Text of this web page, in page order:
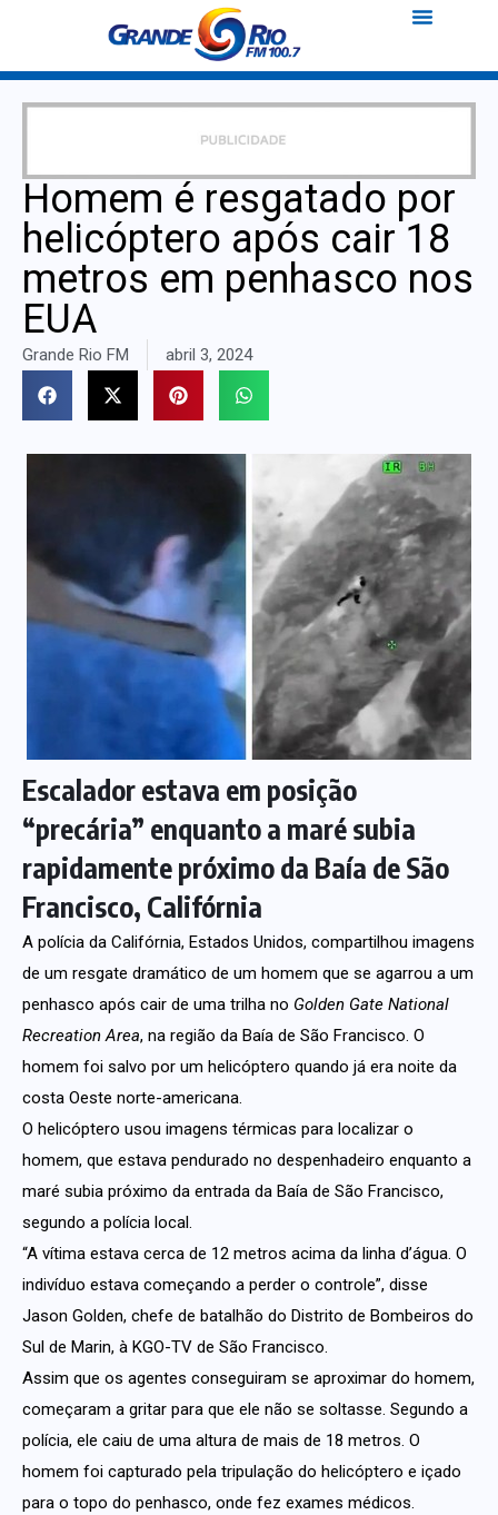
Homem é resgatado por
helicóptero após cair 18
metros em penhasco nos
EUA
Grande Rio FM abril 3, 2024
Escalador estava em posição
“precária” enquanto a maré subia
rapidamente próximo da Baía de São
Francisco, Califórnia
A polícia da Califórnia, Estados Unidos, compartilhou imagens
de um resgate dramático de um homem que se agarrou a um
penhasco após cair de uma trilha no Golden Gate National
Recreation Area, na região da Baía de São Francisco. O
homem foi salvo por um helicóptero quando já era noite da
costa Oeste norte-americana.
O helicóptero usou imagens térmicas para localizar o
homem, que estava pendurado no despenhadeiro enquanto a
maré subia próximo da entrada da Baía de São Francisco,
segundo a polícia local.
“A vítima estava cerca de 12 metros acima da linha d’água. O
indivíduo estava começando a perder o controle”, disse
Jason Golden, chefe de batalhão do Distrito de Bombeiros do
Sul de Marin, à KGO-TV de São Francisco.
Assim que os agentes conseguiram se aproximar do homem,
começaram a gritar para que ele não se soltasse. Segundo a
polícia, ele caiu de uma altura de mais de 18 metros. O
homem foi capturado pela tripulação do helicóptero e içado
para o topo do penhasco, onde fez exames médicos.